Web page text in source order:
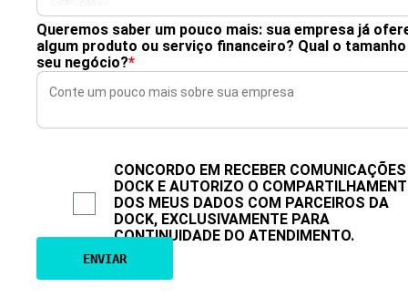
Queremos saber um pouco mais: sua empresa já
algum produto ou serviço financeiro? Qual o
seu negócio?*
CONCORDO EM RECEBER
DOCK E AUTORIZO O
DOS MEUS DADOS COM PARCEIROS DA
DOCK, EXCLUSIVAMENTE PARA
CONTINUIDADE DO ATENDIMENTO.